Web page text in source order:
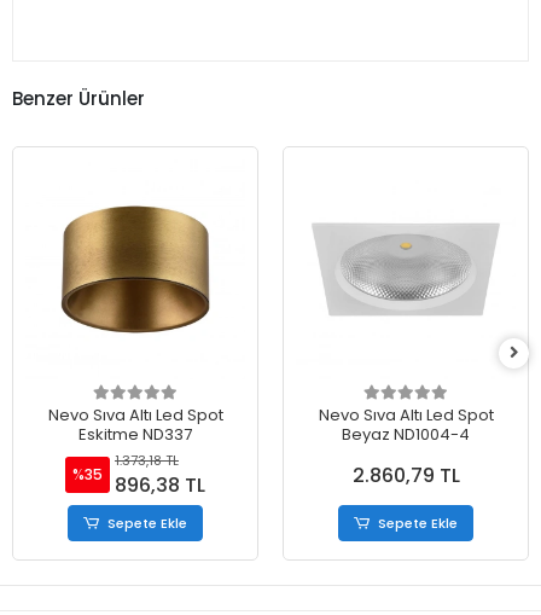
Benzer Ürünler
Nevo Sıva Altı Led Spot
Eskitme ND337
%35
1.373,18 TL
896,38 TL
Sepete Ekle
Nevo Sıva Altı Led Spot
Beyaz ND1004-4
2.860,79 TL
Sepete Ekle